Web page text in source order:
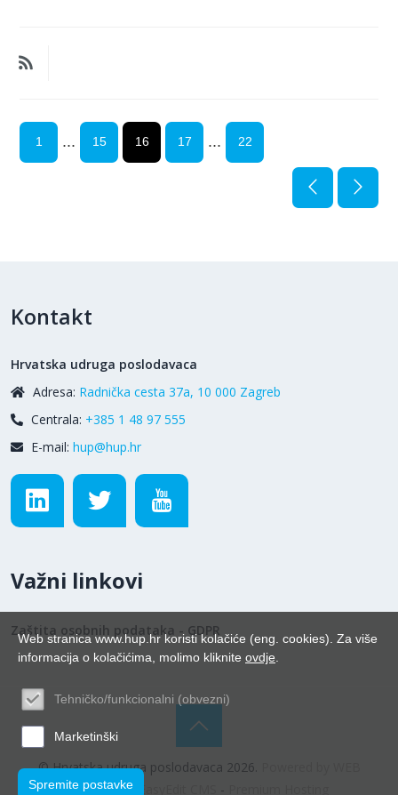
1 ... 15 16 17 ... 22
Kontakt
Hrvatska udruga poslodavaca
Adresa: Radnička cesta 37a, 10 000 Zagreb
Centrala: +385 1 48 97 555
E-mail: hup@hup.hr
Važni linkovi
Zaštita osobnih podataka - GDPR
© Hrvatska udruga poslodavaca 2026.
Marketing- -
Web stranica www.hup.hr koristi kolačiće (eng. cookies). Za više
informacija o kolačićima, molimo kliknite ovdje
Tehničko/funkcionalni (obvezni)
Marketinški
Spremite postavke